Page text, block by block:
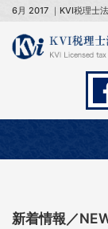
6月 2017 ｜KVI税理士
新着情報／